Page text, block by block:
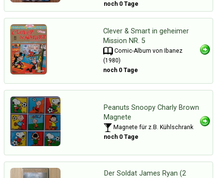
noch 0 Tage
Clever & Smart in geheimer
Mission NR. 5
Comic-Album von Ibanez
(1980)
noch 0 Tage
Peanuts Snoopy Charly Brown
Magnete
Magnete für z.B. Kühlschrank
noch 0 Tage
Der Soldat James Ryan (2